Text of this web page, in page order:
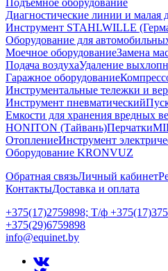
Диагностические линии и малая
Инструмент STAHLWILLE
Оборудование для
Моечное оборудованиеЗамена
Подача воздухаУдаление
Гаражное оборудование
Инструментальные тележки и
Инструмент пневматический
Емкости для хранения вредных
HONITON (Тайвань)Перчатки
ОтоплениеИнструмент
Оборудование KRONVUZ
Обратная связьЛичный кабинет
КонтактыДоставка и оплата
+375(17)2759898; Т/ф
+375(29)6759898
info@equinet.by